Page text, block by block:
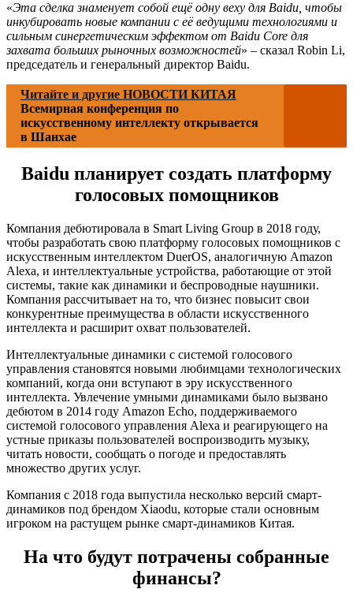
«Эта сделка знаменует собой ещё одну веху для Baidu, чтобы
инкубировать новые компании с её ведущими технологиями и
сильным синергетическим эффектом от Baidu Core для
захвата больших рыночных возможностей» – сказал Robin Li,
председатель и генеральный директор Baidu.
Читайте и другие НОВОСТИ КИТАЯ
Всемирная конференция по
искусственному интеллекту открывается
в Шанхае
Baidu планирует создать платформу
голосовых помощников
Компания дебютировала в Smart Living Group в 2018 году,
чтобы разработать свою платформу голосовых помощников с
искусственным интеллектом DuerOS, аналогичную Amazon
Alexa, и интеллектуальные устройства, работающие от этой
системы, такие как динамики и беспроводные наушники.
Компания рассчитывает на то, что бизнес повысит свои
конкурентные преимущества в области искусственного
интеллекта и расширит охват пользователей.
Интеллектуальные динамики с системой голосового
управления становятся новыми любимцами технологических
компаний, когда они вступают в эру искусственного
интеллекта. Увлечение умными динамиками было вызвано
дебютом в 2014 году Amazon Echo, поддерживаемого
системой голосового управления Alexa и реагирующего на
устные приказы пользователей воспроизводить музыку,
читать новости, сообщать о погоде и предоставлять
множество других услуг.
Компания с 2018 года выпустила несколько версий смарт-
динамиков под брендом Xiaodu, которые стали основным
игроком на растущем рынке смарт-динамиков Китая.
На что будут потрачены собранные
финансы?